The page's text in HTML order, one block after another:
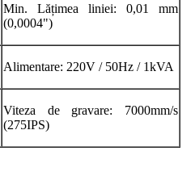
Min. Lățimea liniei: 0,01 mm
(0,0004")
Alimentare: 220V / 50Hz / 1kVA
Viteza de gravare: 7000mm/s
(275IPS)